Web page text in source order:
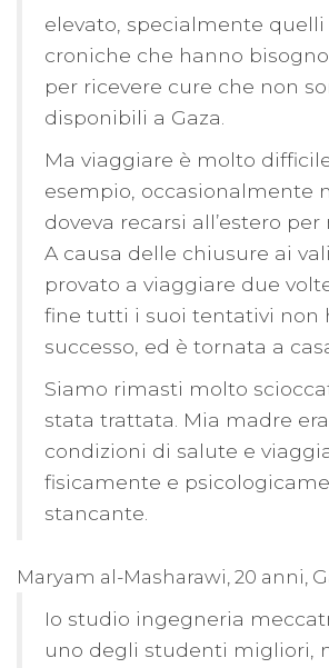
elevato, specialmente
croniche che hanno
per ricevere cure che non
disponibili a Gaza.
Ma viaggiare è molto
esempio, occasionalmente
doveva recarsi all’estero per
A causa delle chiusure ai
provato a viaggiare due
fine tutti i suoi tentativi non
successo, ed è tornata a
Siamo rimasti molto
stata trattata. Mia madre
condizioni di salute e
fisicamente e
stancante.
Maryam al-Masharawi, 20 anni,
Io studio ingegneria
uno degli studenti migliori,